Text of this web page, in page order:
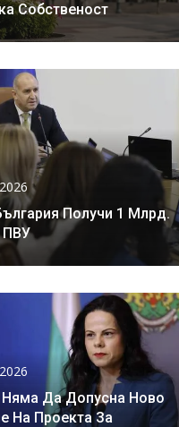
Собственост
Получи 1 Млрд.
ПВУ
Няма Да Допусна Ново
На Проекта За